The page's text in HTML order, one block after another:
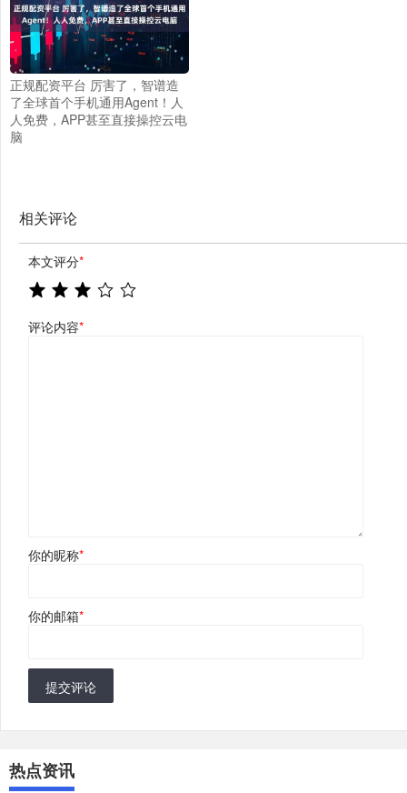
正规配资平台 厉害了，智谱造
了全球首个手机通用Agent！人
人免费，APP甚至直接操控云电
脑
相关评论
本文评分*
评论内容*
你的昵称*
你的邮箱*
提交评论
热点资讯